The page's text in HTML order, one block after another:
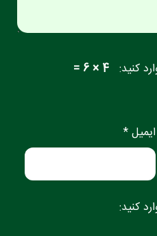
کنید: 4 × 6 =
ایمیل *
کنید: